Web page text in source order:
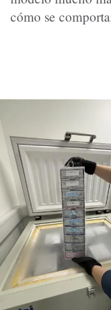
cómo se